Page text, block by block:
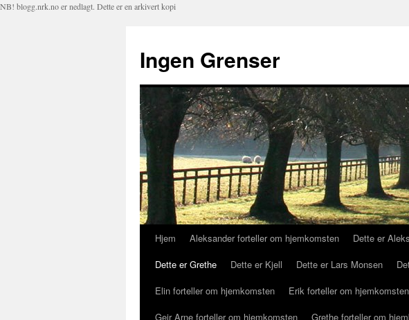
NB! blogg.nrk.no er nedlagt. Dette er en arkivert kopi
Ingen Grenser
Hopp
innhold
Hjem Aleksander forteller om hjemkomsten Dette er
Dette er Grethe
Dette er Kjell Dette er Lars Monsen
Elin forteller om hjemkomsten
Erik forteller om hjemkomsten
Geir Arne forteller om hjemkomsten
Grethe forteller om